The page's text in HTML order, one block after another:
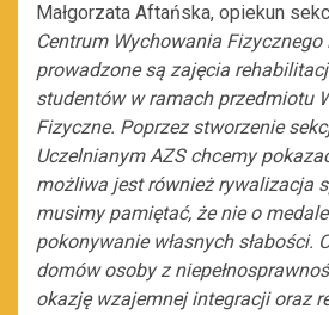
Małgorzata Aftańska, opiekun
Centrum Wychowania
prowadzone są zajęcia
studentów w ramach przedmiotu
Fizyczne. Poprzez stworzenie
Uczelnianym AZS chcemy
możliwa jest również rywalizacja
musimy pamiętać, że nie o
pokonywanie własnych słabości.
domów osoby z
okazję wzajemnej integracji oraz